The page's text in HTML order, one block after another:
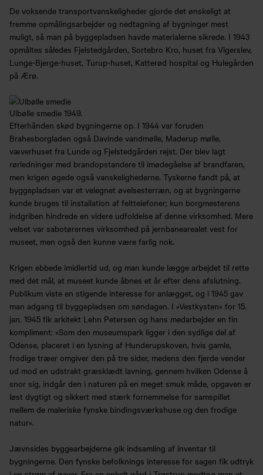
De voksende transportvanskeligheder gjorde det ønskeligt at
fremme opmålingsarbejder og nedtagning af bygninger mest
muligt, så man på byggepladsen havde materialerne sikrede. I 1943
opmåltes således Fjelstedgården, Sortebro Kro, huset fra Vigerslev,
Lunge-Bjerge-huset, Turup-huset, Katterød hospital og Hulegården
på Ærø.
Ulbølle smedie 1949.
Efterhånden skød bygningerne op. I 1944 var foruden
Brahesborgladen også Davinde vandmølle, Maderup mølle,
væverhuset fra Lunde og Fjelstedgården rejst. Der blev lagt
rørledninger med brandopstandere til imødegåelse af brandfaren,
men krigen øgede også vanskelighederne. Tyskerne fandt på, at
byggepladsen var et velegnet øvelsesterræn, og at bygningerne
kunde bruges til installation af felttelefoner; kun borgmesterens
indgriben hindrede en videre udfoldelse af denne virksomhed. Mere
velset var sabotørernes virksomhed på jernbanearealet vest for
museet, men også den kunne være farlig nok.
Krigen ebbede imidlertid ud, og man kunde lægge arbejdet til rette
med det mål, at museet kunde åbnes et år efter dens afslutning.
Publikum viste en stigende interesse for anlægget, og i 1945 gav
man adgang til byggepladsen om søndagen. I »Vestkysten« for 15.
jan. 1945 fik arkitekt Lehn Petersen og hans medarbejder en fin
kompliment: »Som den museumspark ligger i den sydlige del af
Odense, placeret i en lysning af Hunderupskoven, hvis gamle,
frodige træer omgiver den på tre sider, medens den fjerde vender
ud mod en udstrakt græsklædt lavning, gennem hvilken Odense å
snor sig, indgår den i naturen på en meget smuk måde, opgaven er
løst dygtigt og sikkert med stærk fornemmelse for samspillet
mellem de maleriske fynske bindingsværkshuse og den frodige
natur«.
Jævnsides byggearbejderne gik indsamling af inventar til
bygningerne. Den fynske befolknings interesse for sagen fik udtryk